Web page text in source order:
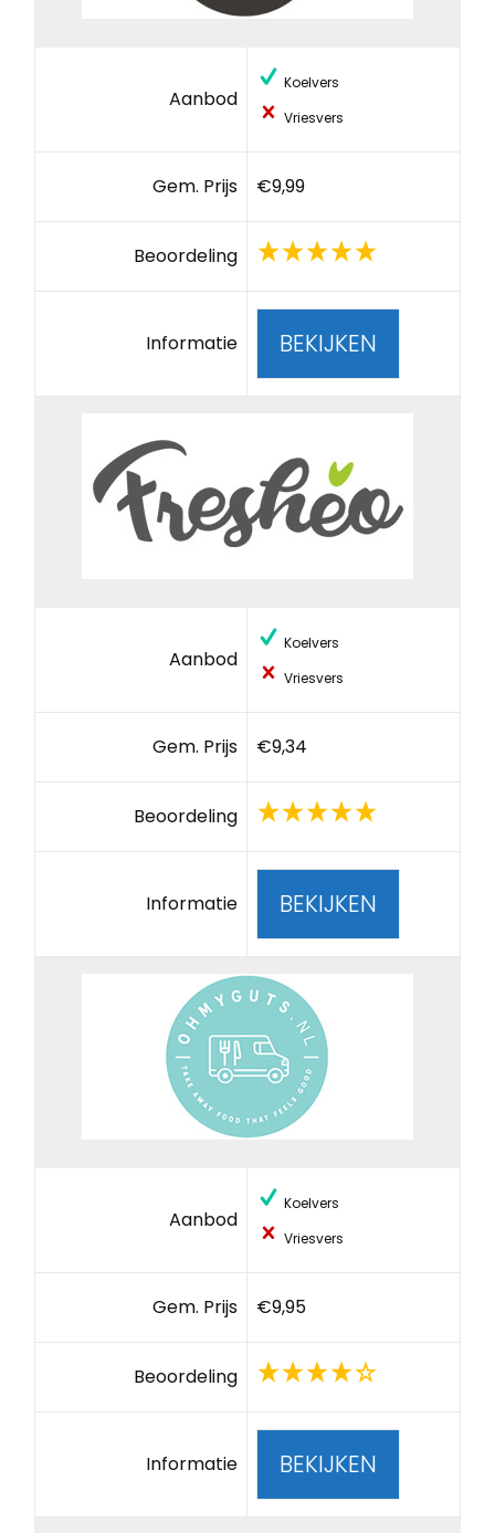
Aanbod
Koelvers
Vriesvers
Gem. Prijs €9,99
Beoordeling
Informatie BEKIJKEN
Aanbod
Koelvers
Vriesvers
Gem. Prijs €9,34
Beoordeling
Informatie BEKIJKEN
Aanbod
Koelvers
Vriesvers
Gem. Prijs €9,95
Beoordeling
Informatie BEKIJKEN